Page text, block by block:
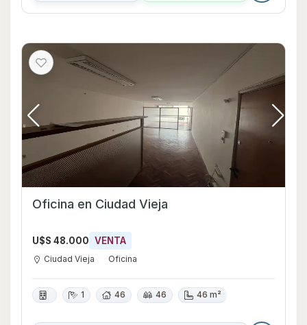
Oficina en Ciudad Vieja
U$S 48.000 VENTA
Ciudad Vieja Oficina
1 46 46 46 m²